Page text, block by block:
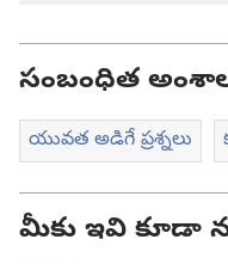
సంబంధిత
యువత అడిగే ప్రశ్నలు
మీకు ఇవి కూడా